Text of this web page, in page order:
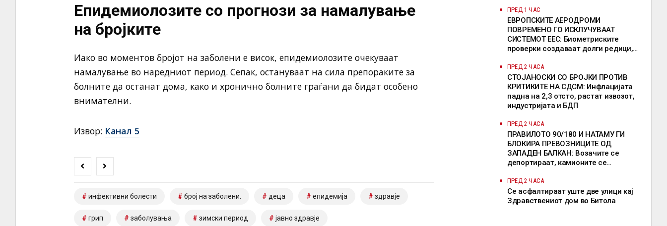
Епидемиолозите со прогнози за намалување
на бројките
Иако во моментов бројот на заболени е висок, епидемиолозите очекуваат
намалување во наредниот период. Сепак, остануваат на сила препораките за
болните да останат дома, како и хронично болните граѓани да бидат особено
внимателни.
Извор: Канал 5
инфективни болести број на заболени. деца епидемија здравје
грип заболувања зимски период јавно здравје
ПРЕД 1 ЧАС
ЕВРОПСКИТЕ АЕРОДРОМИ
ПОВРЕМЕНО ГО ИСКЛУЧУВААТ
СИСТЕМОТ ЕЕС: Биометриските
проверки создаваат долги редици,
исклучоците
ПРЕД 2 ЧАСА
СТОЈАНОСКИ СО БРОЈКИ ПРОТИВ
КРИТИКИТЕ НА СДСМ: Инфлацијата
падна на 2,3 отсто, растат извозот,
индустријата и БДП
ПРЕД 2 ЧАСА
ПРАВИЛОТО 90/180 И НАТАМУ ГИ
БЛОКИРА ПРЕВОЗНИЦИТЕ ОД
ЗАПАДЕН БАЛКАН: Возачите се
депортираат, камионите се
нема
ПРЕД 2 ЧАСА
Се асфалтираат уште две улици кај
Здравствениот дом во Битола